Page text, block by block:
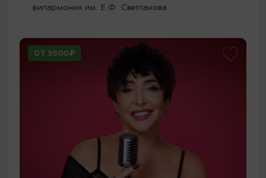
филармония им. Е.Ф. Светланова
ОТ 5500₽